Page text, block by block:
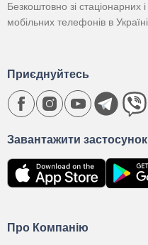
Безкоштовно зі стаціонарних і
мобільних телефонів в Україні
Про Компанію
Завантажити застосунок
Приєднуйтесь